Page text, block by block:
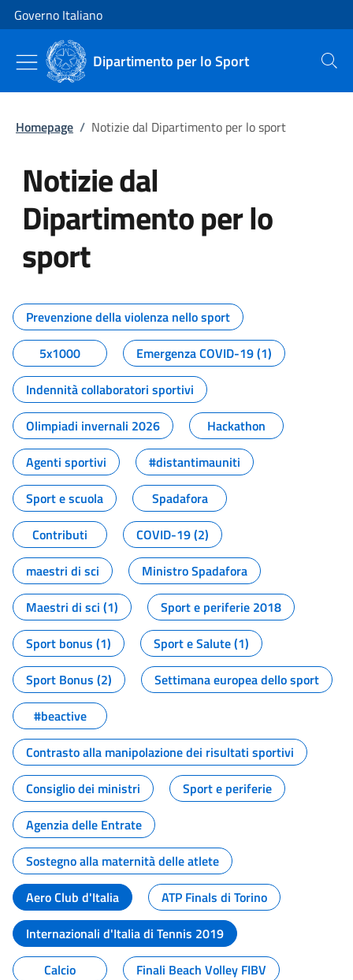
Vai al contenuto
Vai alla navigazione del sito
Governo Italiano
Dipartimento per lo Sport Cerca
Homepage / Notizie dal Dipartimento per lo sport
Notizie dal
Dipartimento per lo
sport
Tutti i contenuti della pagina
Prevenzione della violenza nello sport
5x1000
Emergenza COVID-19 (1)
Indennità collaboratori sportivi
Olimpiadi invernali 2026
Hackathon
Agenti sportivi
#distantimauniti
Sport e scuola
Spadafora
Contributi
COVID-19 (2)
maestri di sci
Ministro Spadafora
Maestri di sci (1)
Sport e periferie 2018
Sport bonus (1)
Sport e Salute (1)
Sport Bonus (2)
Settimana europea dello sport
#beactive
Contrasto alla manipolazione dei risultati sportivi
Consiglio dei ministri
Sport e periferie
Agenzia delle Entrate
Sostegno alla maternità delle atlete
Aero Club d'Italia
ATP Finals di Torino
Internazionali d'Italia di Tennis 2019
Calcio
Finali Beach Volley FIBV